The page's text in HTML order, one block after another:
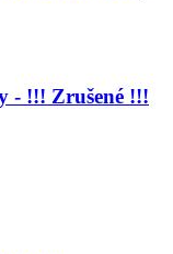
- !!! Zrušené !!!